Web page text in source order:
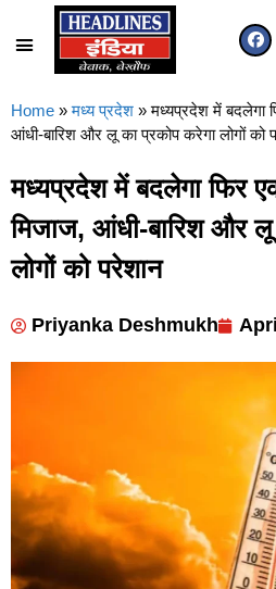
Home » मध्य प्रदेश »मध्यप्रदेश में बदलेगा
आंधी-बारिश और लू का प्रकोप करेगा लोगों को
मध्यप्रदेश में बदलेगा फिर
मिजाज, आंधी-बारिश और
लोगों को परेशान
Priyanka Deshmukh